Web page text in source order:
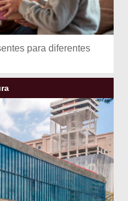
para diferentes